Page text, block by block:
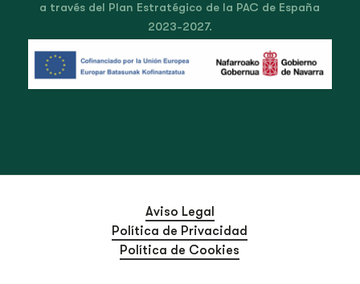
a través del Plan Estratégico de la PAC de España
2023-2027.
Aviso Legal
Política de Privacidad
Política de Cookies